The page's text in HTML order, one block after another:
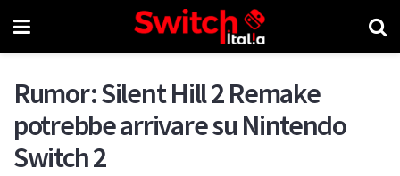
Rumor: Silent Hill 2 Remake
potrebbe arrivare su Nintendo
Switch 2